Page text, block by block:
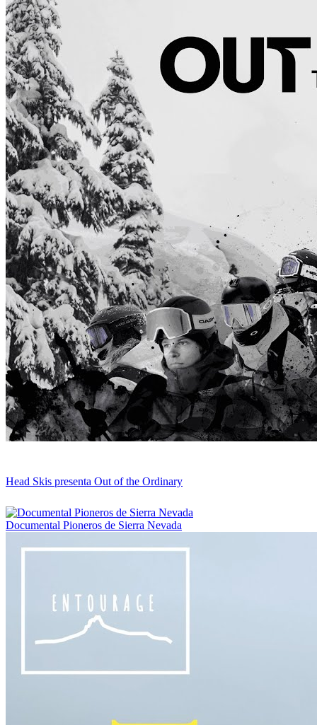
Head Skis presenta Out of the Ordinary
Documental Pioneros de Sierra Nevada